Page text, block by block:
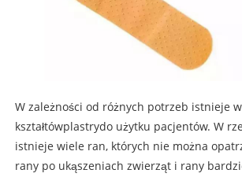
W zależności od różnych potrzeb istnieje
kształtówplastrydo użytku pacjentów. W
istnieje wiele ran, których nie można
rany po ukąszeniach zwierząt i rany